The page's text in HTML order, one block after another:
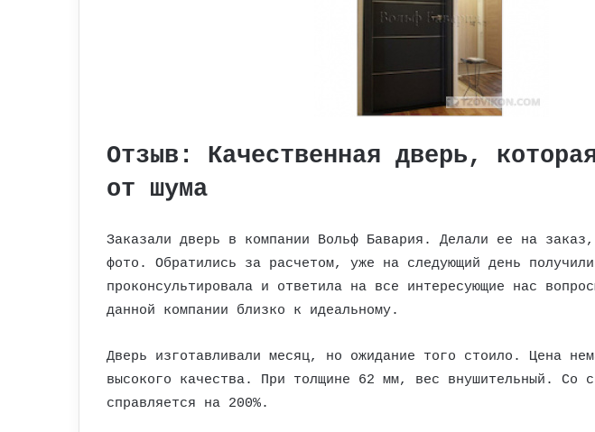
Отзыв: Качественная дверь,
от шума
Заказали дверь в компании Вольф Бавария. Делали ее на
фото. Обратились за расчетом, уже на следующий день
проконсультировала и ответила на все интересующие нас
данной компании близко к идеальному.
Дверь изготавливали месяц, но ожидание того стоило. Цена
высокого качества. При толщине 62 мм, вес внушительный. Со
справляется на 200%.